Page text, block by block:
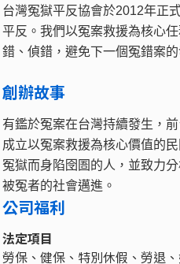
台灣冤獄平反協會於2012年正
平反。我們以冤案救援為核心
錯、偵錯，避免下一個冤錯案的
創辦故事
有鑑於冤案在台灣持續發生，
成立以冤案救援為核心價值的
冤獄而身陷囹圄的人，並致力
被冤者的社會邁進。
公司福利
法定項目
勞保、健保、特別休假、勞退